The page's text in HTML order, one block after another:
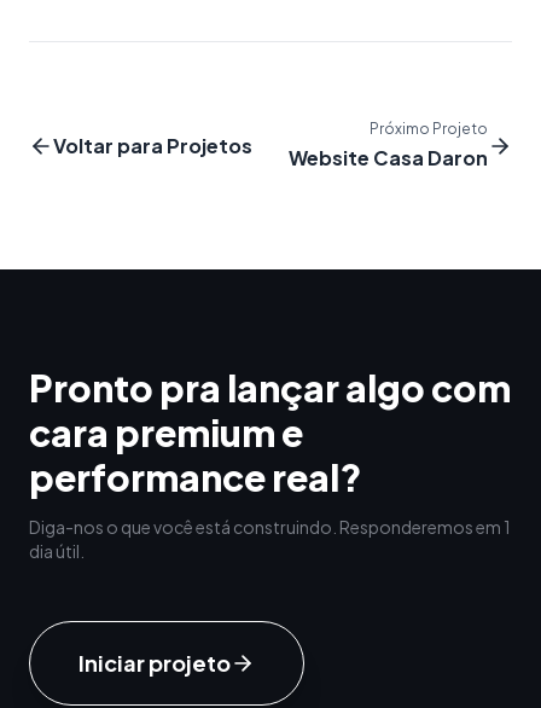
Voltar para Projetos
Próximo Projeto
Website Casa Daron
Pronto pra lançar algo com
cara premium e
performance real?
Diga-nos o que você está construindo. Responderemos em 1
dia útil.
Iniciar projeto